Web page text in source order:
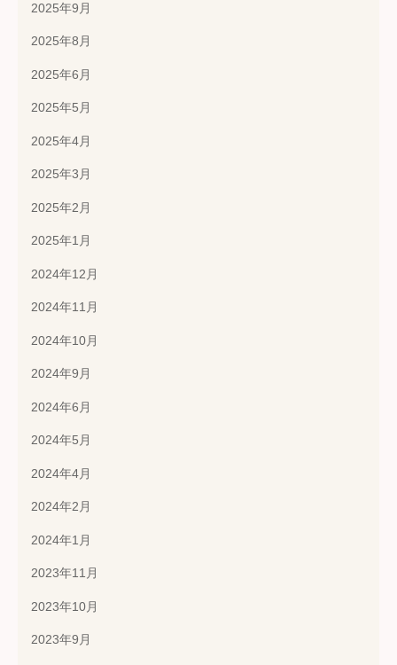
2025年9月
2025年8月
2025年6月
2025年5月
2025年4月
2025年3月
2025年2月
2025年1月
2024年12月
2024年11月
2024年10月
2024年9月
2024年6月
2024年5月
2024年4月
2024年2月
2024年1月
2023年11月
2023年10月
2023年9月